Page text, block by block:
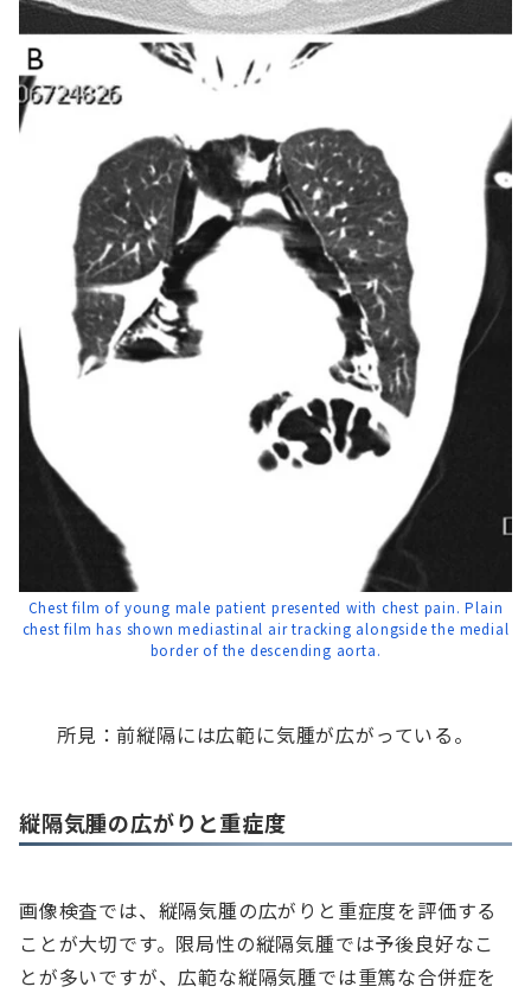
Chest film of young male patient presented with chest pain. Plain
chest film has shown mediastinal air tracking alongside the medial
border of the descending aorta.
所見：前縦隔には広範に気腫が広がっている。
縦隔気腫の広がりと重症度
画像検査では、縦隔気腫の広がりと重症度を評価する
ことが大切です。限局性の縦隔気腫では予後良好なこ
とが多いですが、広範な縦隔気腫では重篤な合併症を